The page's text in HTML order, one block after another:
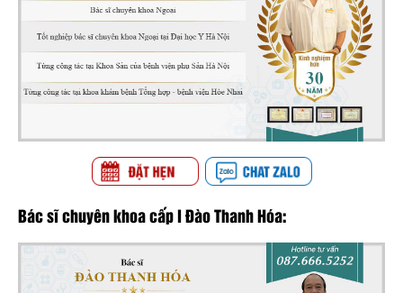
Bác sĩ chuyên khoa cấp I Đào Thanh Hóa: